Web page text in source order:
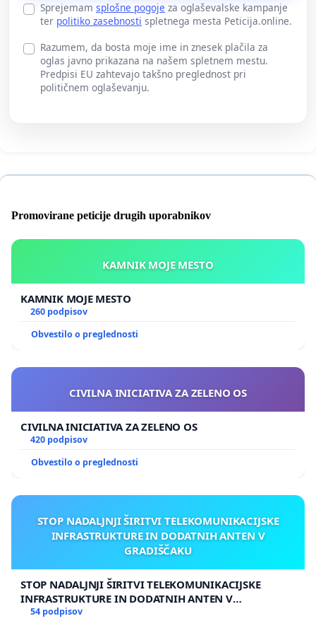
Sprejemam splošne pogoje za oglaševalske kampanje
ter politiko zasebnosti spletnega mesta Peticija.online.
Razumem, da bosta moje ime in znesek plačila za
oglas javno prikazana na našem spletnem mestu.
Predpisi EU zahtevajo takšno preglednost pri
političnem oglaševanju.
Promovirane peticije drugih uporabnikov
KAMNIK MOJE MESTO
KAMNIK MOJE MESTO
260 podpisov
Obvestilo o preglednosti
CIVILNA INICIATIVA ZA ZELENO OS
CIVILNA INICIATIVA ZA ZELENO OS
420 podpisov
Obvestilo o preglednosti
STOP NADALJNJI ŠIRITVI TELEKOMUNIKACIJSKE
INFRASTRUKTURE IN DODATNIH ANTEN V
GRADIŠČAKU
STOP NADALJNJI ŠIRITVI TELEKOMUNIKACIJSKE
INFRASTRUKTURE IN DODATNIH ANTEN V
GRADIŠČAKU
54 podpisov